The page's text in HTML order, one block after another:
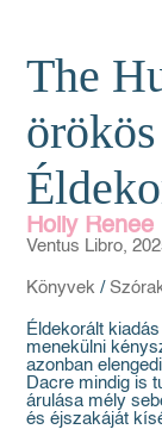
The
Holly Renee
Ventus Libro,
Könyvek /
Éldekorált
menekülni
azonban
Dacre mindig is
árulása mély
és éjszakáját